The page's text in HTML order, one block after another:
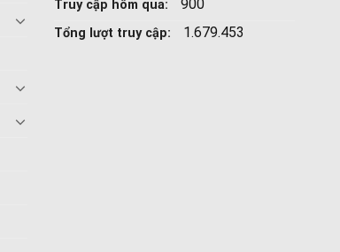
Truy cập hôm qua: 900
Tổng lượt truy cập: 1.679.453